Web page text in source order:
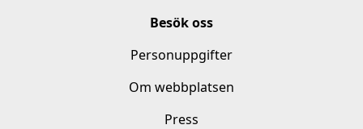
Besök oss
Personuppgifter
Om webbplatsen
Press